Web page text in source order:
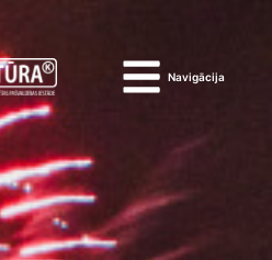
Navigācija